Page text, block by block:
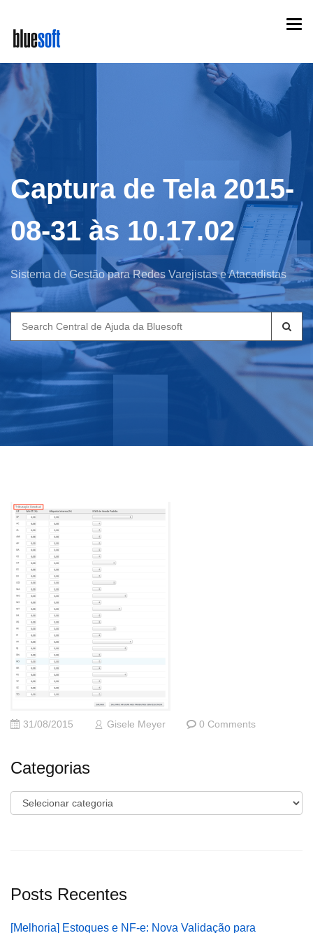
main
content
Captura de Tela 2015-
08-31 às 10.17.02
Sistema de Gestão para Redes Varejistas e Atacadistas
Search
for:
31/08/2015 Gisele Meyer 0 Comments
Categorias
Categorias
Posts Recentes
[Melhoria] Estoques e NF-e: Nova Validação para